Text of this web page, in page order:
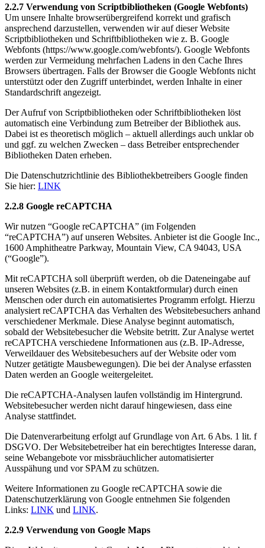
2.2.7 Verwendung von Scriptbibliotheken (Google Webfonts)
Um unsere Inhalte browserübergreifend korrekt und grafisch
ansprechend darzustellen, verwenden wir auf dieser Website
Scriptbibliotheken und Schriftbibliotheken wie z. B. Google
Webfonts (https://www.google.com/webfonts/). Google Webfonts
werden zur Vermeidung mehrfachen Ladens in den Cache Ihres
Browsers übertragen. Falls der Browser die Google Webfonts nicht
unterstützt oder den Zugriff unterbindet, werden Inhalte in einer
Standardschrift angezeigt.
Der Aufruf von Scriptbibliotheken oder Schriftbibliotheken löst
automatisch eine Verbindung zum Betreiber der Bibliothek aus.
Dabei ist es theoretisch möglich – aktuell allerdings auch unklar ob
und ggf. zu welchen Zwecken – dass Betreiber entsprechender
Bibliotheken Daten erheben.
Die Datenschutzrichtlinie des Bibliothekbetreibers Google finden
Sie hier: LINK
2.2.8 Google reCAPTCHA
Wir nutzen “Google reCAPTCHA” (im Folgenden
“reCAPTCHA”) auf unseren Websites. Anbieter ist die Google Inc.,
1600 Amphitheatre Parkway, Mountain View, CA 94043, USA
(“Google”).
Mit reCAPTCHA soll überprüft werden, ob die Dateneingabe auf
unseren Websites (z.B. in einem Kontaktformular) durch einen
Menschen oder durch ein automatisiertes Programm erfolgt. Hierzu
analysiert reCAPTCHA das Verhalten des Websitebesuchers anhand
verschiedener Merkmale. Diese Analyse beginnt automatisch,
sobald der Websitebesucher die Website betritt. Zur Analyse wertet
reCAPTCHA verschiedene Informationen aus (z.B. IP-Adresse,
Verweildauer des Websitebesuchers auf der Website oder vom
Nutzer getätigte Mausbewegungen). Die bei der Analyse erfassten
Daten werden an Google weitergeleitet.
Die reCAPTCHA-Analysen laufen vollständig im Hintergrund.
Websitebesucher werden nicht darauf hingewiesen, dass eine
Analyse stattfindet.
Die Datenverarbeitung erfolgt auf Grundlage von Art. 6 Abs. 1 lit. f
DSGVO. Der Websitebetreiber hat ein berechtigtes Interesse daran,
seine Webangebote vor missbräuchlicher automatisierter
Ausspähung und vor SPAM zu schützen.
Weitere Informationen zu Google reCAPTCHA sowie die
Datenschutzerklärung von Google entnehmen Sie folgenden
Links: LINK und LINK.
2.2.9 Verwendung von Google Maps